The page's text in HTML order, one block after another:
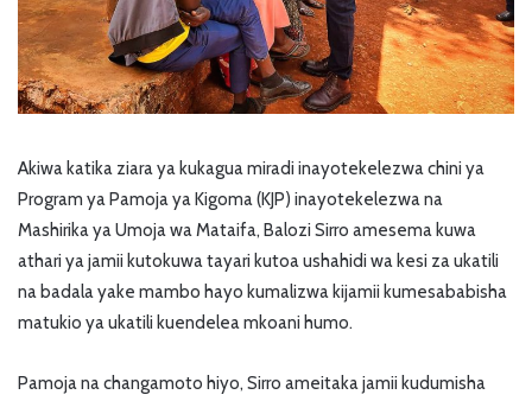
Akiwa katika ziara ya kukagua miradi inayotekelezwa chini ya
Program ya Pamoja ya Kigoma (KJP) inayotekelezwa na
Mashirika ya Umoja wa Mataifa, Balozi Sirro amesema kuwa
athari ya jamii kutokuwa tayari kutoa ushahidi wa kesi za ukatili
na badala yake mambo hayo kumalizwa kijamii kumesababisha
matukio ya ukatili kuendelea mkoani humo.
Pamoja na changamoto hiyo, Sirro ameitaka jamii kudumisha